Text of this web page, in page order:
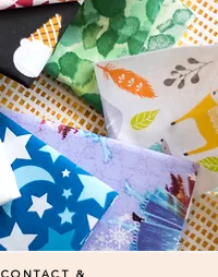
CONTACT &